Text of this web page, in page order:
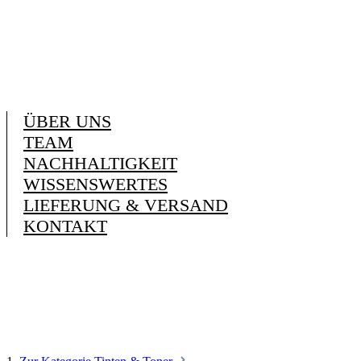
ÜBER UNS
TEAM
NACHHALTIGKEIT
WISSENSWERTES
LIEFERUNG & VERSAND
KONTAKT